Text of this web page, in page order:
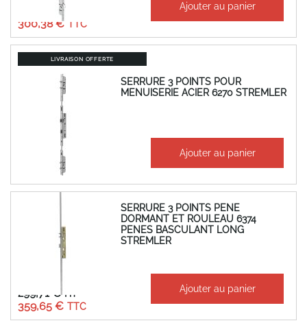
300,38 €
250,32 € Ajouter au panier
LIVRAISON OFFERTE
SERRURE 3 POINTS POUR
MENUISERIE ACIER 6270 STREMLER
417,56 €
347,97 € Ajouter au panier
SERRURE 3 POINTS PENE
DORMANT ET ROULEAU 6374
PENES BASCULANT LONG
STREMLER
359,65 €
299,71 € Ajouter au panier